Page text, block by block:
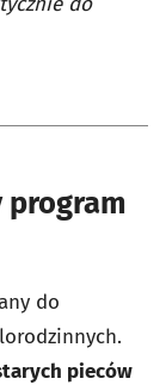
program
do
pieców